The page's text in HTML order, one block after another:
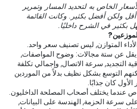
الخاص به لتحديد المسار وتمرير
ولكن أفضل بكثير. وكانت القائمة
بكثير في الشرح داخليًا.
المتوازن, ليس تصنيف سعر واحد.
يقل عن ستة مجالات: وضوح المواصفات,
التجديد, سرعة الاتصال, وإجمالي تكلفة
التوسع بشكل نظيف بدلاً من الموردين
كان جذابًا.
عندما يختلف أصحاب المصلحة الداخليون.
سرعة الحزمة, الهندسة على البيانات,